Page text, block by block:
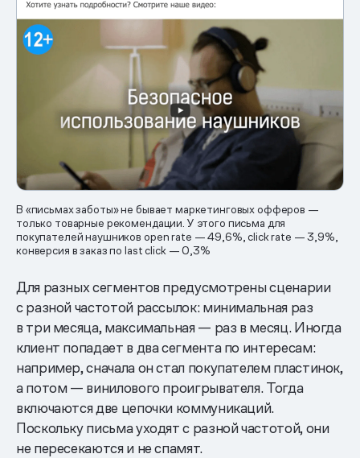
В «письмах заботы» не бывает маркетинговых офферов —
только товарные рекомендации. У этого письма для
покупателей наушников open rate — 49,6%, click rate — 3,9%,
конверсия в заказ по last click — 0,3%
Для разных сегментов предусмотрены сценарии
с разной частотой рассылок: минимальная раз
в три месяца, максимальная — раз в месяц. Иногда
клиент попадает в два сегмента по интересам:
например, сначала он стал покупателем пластинок,
а потом — винилового проигрывателя. Тогда
включаются две цепочки коммуникаций.
Поскольку письма уходят с разной частотой, они
не пересекаются и не спамят.